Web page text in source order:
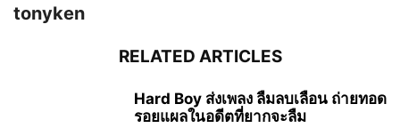
tonyken
RELATED ARTICLES
Hard Boy ส่งเพลง ลืมลบเลือน ถ่ายทอด
รอยแผลในอดีตที่ยากจะลืม